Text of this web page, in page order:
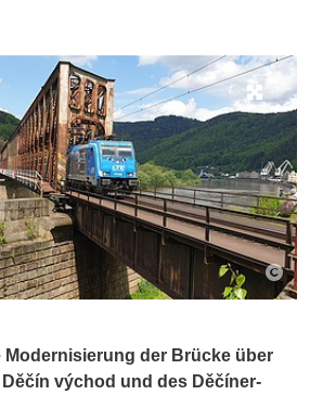
Modernisierung der Brücke über
východ und des Děčíner-